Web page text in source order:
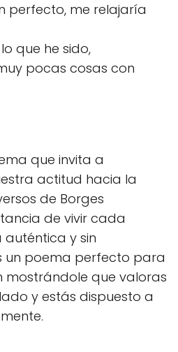
perfecto, me relajaría
que he sido,
pocas cosas con
que invita a
actitud hacia la
de Borges
de vivir cada
y sin
un poema perfecto para
mostrándole que valoras
y estás dispuesto a